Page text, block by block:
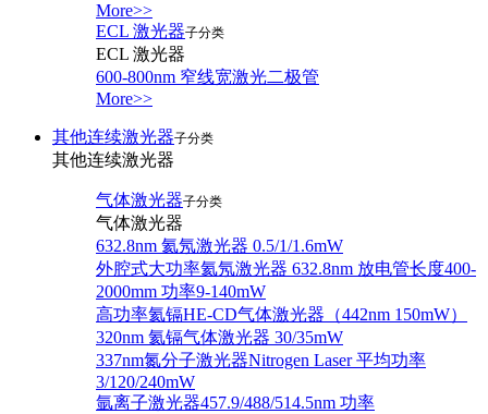
More>>
ECL 激光器子分类
ECL 激光器
600-800nm 窄线宽激光二极管
More>>
其他连续激光器子分类
其他连续激光器
气体激光器子分类
气体激光器
632.8nm 氦氖激光器 0.5/1/1.6mW
外腔式大功率氦氖激光器 632.8nm 放电管长度400-
2000mm 功率9-140mW
高功率氦镉HE-CD气体激光器（442nm 150mW）
320nm 氦镉气体激光器 30/35mW
337nm氮分子激光器Nitrogen Laser 平均功率
3/120/240mW
氩离子激光器457.9/488/514.5nm 功率